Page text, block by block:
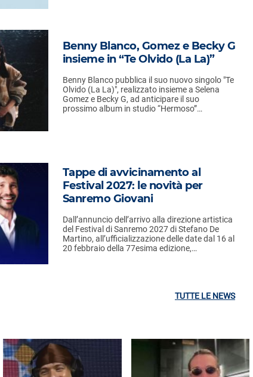
Benny Blanco, Gomez e Becky G
insieme in “Te Olvido (La La)”
Benny Blanco pubblica il suo nuovo singolo "Te
Olvido (La La)", realizzato insieme a Selena
Gomez e Becky G, ad anticipare il suo
prossimo album in studio “Hermoso”…
Tappe di avvicinamento al
Festival 2027: le novità per
Sanremo Giovani
Dall’annuncio dell’arrivo alla direzione artistica
del Festival di Sanremo 2027 di Stefano De
Martino, all’ufficializzazione delle date dal 16 al
20 febbraio della 77esima edizione,…
TUTTE LE NEWS
SUBASIO PLAYLIST
NINO D'ANGELO
LA COSTIERA AMALFITANA
Subasio Music Club
3 X TE - 07-08-2026
Le canzoni della tua vita -
Serena - Orbetello (GR)